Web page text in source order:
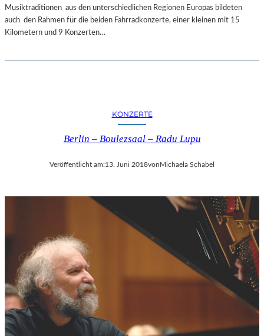
Musiktraditionen aus den unterschiedlichen Regionen Europas bildeten
auch den Rahmen für die beiden Fahrradkonzerte, einer kleinen mit 15
Kilometern und 9 Konzerten…
KONZERTE
Berlin – Boulezsaal – Radu Lupu
Veröffentlicht am:13. Juni 2018vonMichaela Schabel